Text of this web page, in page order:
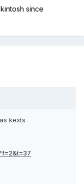
since
kexts